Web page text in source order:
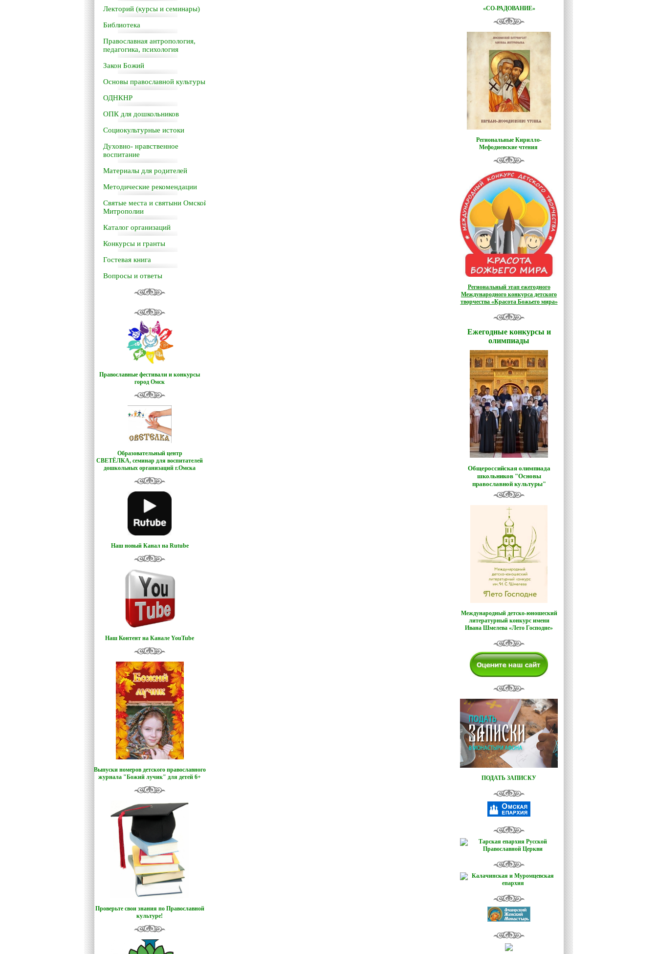
Лекторий (курсы и семинары)
Библиотека
Православная антропология,
педагогика, психология
Закон Божий
Основы православной культуры
ОДНКНР
ОПК для дошкольников
Социокультурные истоки
Духовно- нравственное
воспитание
Материалы для родителей
Методические рекомендации
Святые места и святыни Омской
Митрополии
Каталог организаций
Конкурсы и гранты
Гостевая книга
Вопросы и ответы
Православные фестивали и конкурсы
город Омск
Образовательный центр
СВЕТЁЛКА, семинар для воспитателей
дошкольных организаций г.Омска
Наш новый Канал на Rutube
Наш Контент на Канале YouTube
Выпуски номеров детского православного
журнала "Божий лучик" для детей 6+
Проверьте свои знания по Православной
культуре!
«СО-РАДОВАНИЕ»
Региональные Кирилло-
Мефодиевские чтения
Региональный этап ежегодного
Международного конкурса детского
творчества «Красота Божьего мира»
Ежегодные конкурсы и
олимпиады
Общероссийская олимпиада
школьников "Основы
православной культуры"
Международный детско-юношеский
литературный конкурс имени
Ивана Шмелева «Лето Господне»
ПОДАТЬ ЗАПИСКУ